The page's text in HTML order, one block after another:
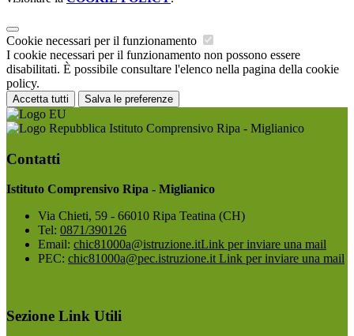
Cookie necessari per il funzionamento
I cookie necessari per il funzionamento non possono essere
disabilitati. È possibile consultare l'elenco nella pagina della cookie
policy.
Accetta tutti Salva le preferenze
Istituto Comprensivo Ripa - Miglianico
Contatti
Istituto Comprensivo Ripa - Miglianico
Via Chieti, 59 - 66010 Ripa Teatina (CH)
Tel: 0871/390126
Email: chic81000a@istruzione.itLink per inviare una mail
PEC: chic81000a@pec.istruzione.itLink per inviare una mail
Sezione Link Utili